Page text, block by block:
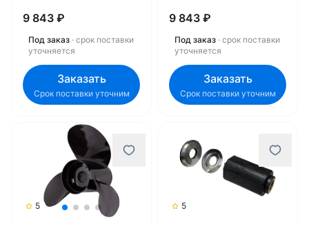
9 843 ₽
Под заказ · срок поставки
уточняется
Заказать
Срок поставки уточним
9 843 ₽
Под заказ · срок поставки
уточняется
Заказать
Срок поставки уточним
5 5